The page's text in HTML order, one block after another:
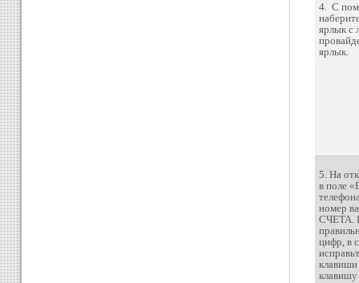
4. С
ярлык с
ярлык.
5. На
в поле
номер
СЧЕТА.
цифр, в